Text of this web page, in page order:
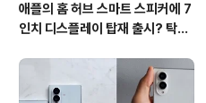
애플의 홈 허브 스마트 스피커에 7
인치 디스플레이 탑재 출시? 탁상
체제 적용!!